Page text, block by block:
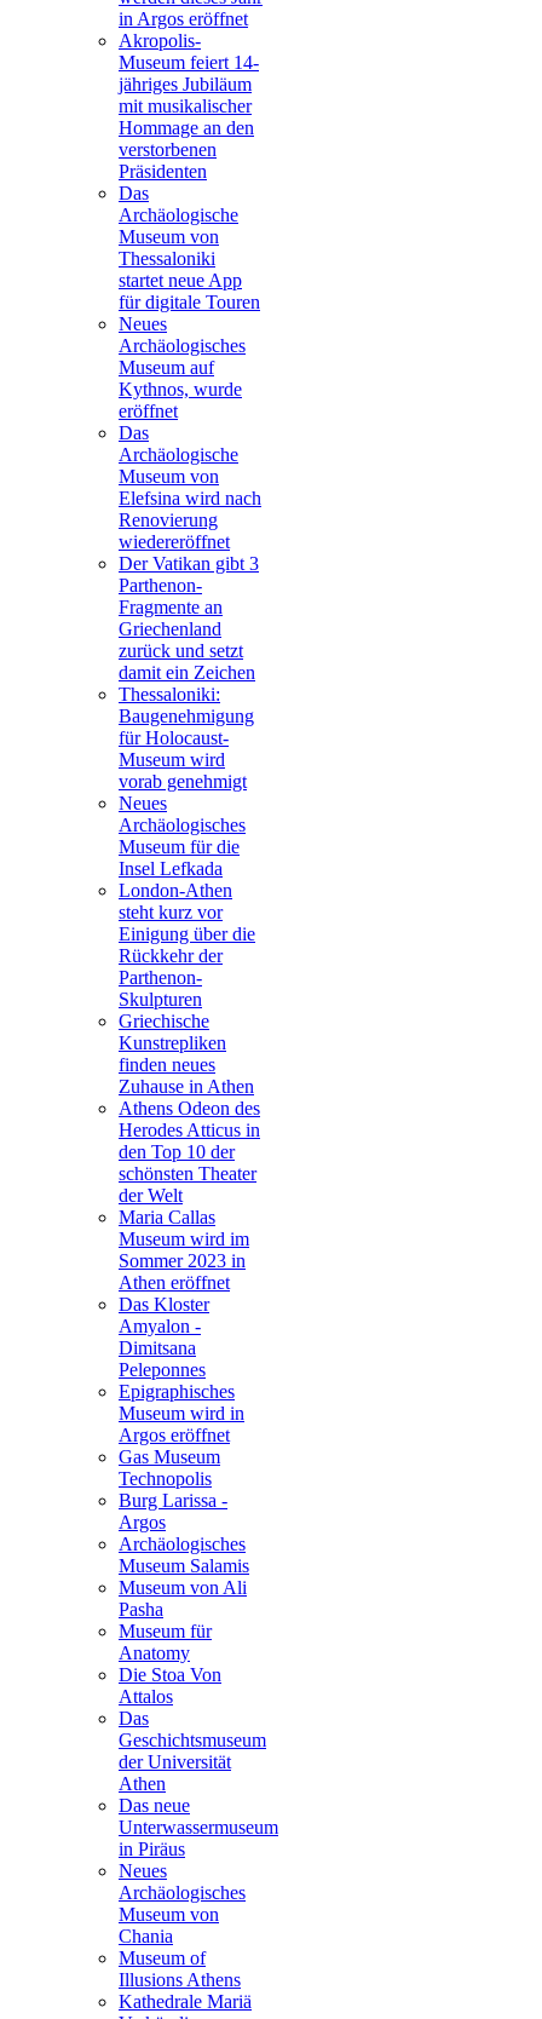
in Argos eröffnet
Akropolis-
Museum feiert 14-
jähriges Jubiläum
mit musikalischer
Hommage an den
verstorbenen
Präsidenten
Das
Archäologische
Museum von
Thessaloniki
startet neue App
für digitale Touren
Neues
Archäologisches
Museum auf
Kythnos, wurde
eröffnet
Das
Archäologische
Museum von
Elefsina wird nach
Renovierung
wiedereröffnet
Der Vatikan gibt 3
Parthenon-
Fragmente an
Griechenland
zurück und setzt
damit ein Zeichen
Thessaloniki:
Baugenehmigung
für Holocaust-
Museum wird
vorab genehmigt
Neues
Archäologisches
Museum für die
Insel Lefkada
London-Athen
steht kurz vor
Einigung über die
Rückkehr der
Parthenon-
Skulpturen
Griechische
Kunstrepliken
finden neues
Zuhause in Athen
Athens Odeon des
Herodes Atticus in
den Top 10 der
schönsten Theater
der Welt
Maria Callas
Museum wird im
Sommer 2023 in
Athen eröffnet
Das Kloster
Amyalon -
Dimitsana
Peleponnes
Epigraphisches
Museum wird in
Argos eröffnet
Gas Museum
Technopolis
Burg Larissa -
Argos
Archäologisches
Museum Salamis
Museum von Ali
Pasha
Museum für
Anatomy
Die Stoa Von
Attalοs
Das
Geschichtsmuseum
der Universität
Athen
Das neue
Unterwassermuseum
in Piräus
Neues
Archäologisches
Museum von
Chania
Museum of
Illusions Athens
Kathedrale Mariä